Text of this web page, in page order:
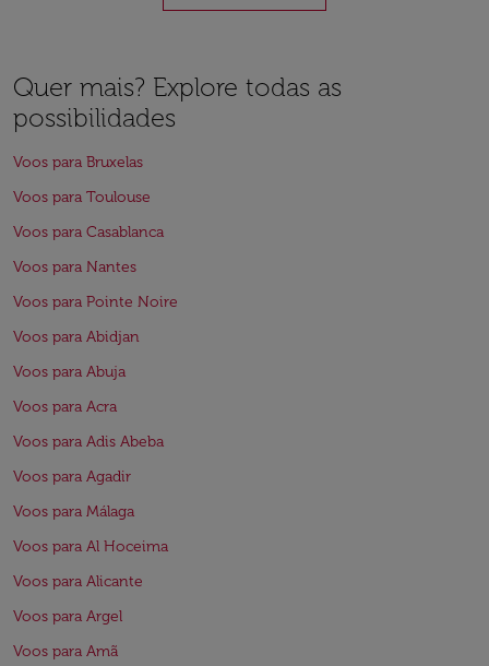
Quer mais? Explore todas as
possibilidades
Voos para Bruxelas
Voos para Toulouse
Voos para Casablanca
Voos para Nantes
Voos para Pointe Noire
Voos para Abidjan
Voos para Abuja
Voos para Acra
Voos para Adis Abeba
Voos para Agadir
Voos para Málaga
Voos para Al Hoceima
Voos para Alicante
Voos para Argel
Voos para Amã